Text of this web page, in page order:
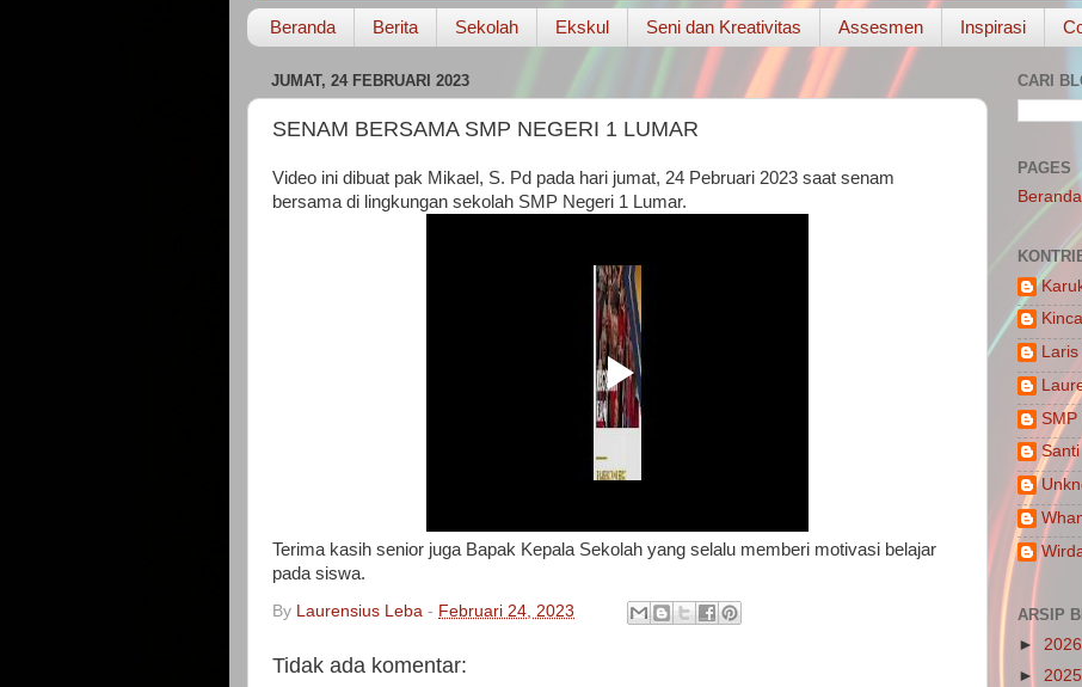
Beranda Berita Sekolah Ekskul Seni dan Kreativitas Assesmen Inspirasi
JUMAT, 24 FEBRUARI 2023
SENAM BERSAMA SMP NEGERI 1 LUMAR
Video ini dibuat pak Mikael, S. Pd pada hari jumat, 24 Pebruari 2023 saat senam
bersama di lingkungan sekolah SMP Negeri 1 Lumar.
Terima kasih senior juga Bapak Kepala Sekolah yang selalu memberi motivasi belajar
pada siswa.
By Laurensius Leba - Februari 24, 2023
Tidak ada komentar:
CARI
PAGES
Beranda
SMP
Santi
ARSIP
► 2026
► 2025